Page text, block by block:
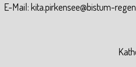
E-Mail: kita.pirkensee@bistum-